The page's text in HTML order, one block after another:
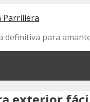
Parrillera
definitiva para